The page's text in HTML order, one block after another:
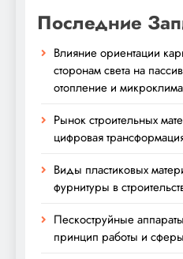
Последние
Влияние ориентации
сторонам света на
отопление и
Рынок строительных
цифровая
Виды пластиковых
фурнитуры в
Пескоструйные
принцип работы и